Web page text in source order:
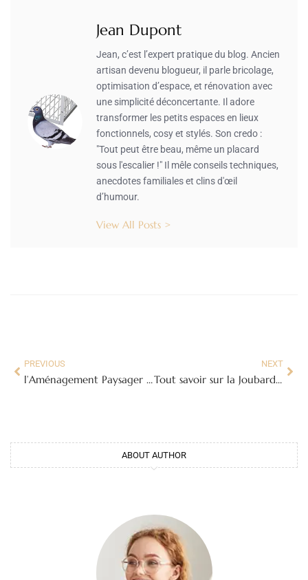
Jean Dupont
Jean, c’est l’expert pratique du blog. Ancien
artisan devenu blogueur, il parle bricolage,
optimisation d’espace, et rénovation avec
une simplicité déconcertante. Il adore
transformer les petits espaces en lieux
fonctionnels, cosy et stylés. Son credo :
"Tout peut être beau, même un placard
sous l'escalier !" Il mêle conseils techniques,
anecdotes familiales et clins d'œil
d’humour.
View All Posts >
PREVIOUS
l’Aménagement Paysager Autour d’une Piscine Creusée
NEXT
Tout savoir sur la Joubarde : Culture, Variétés et Usages au Jardin
ABOUT AUTHOR